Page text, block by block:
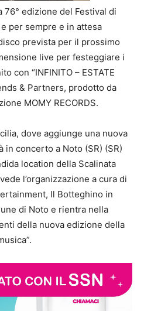
76° edizione del Festival di
per sempre e in attesa
prevista per il prossimo
live per festeggiare i
con “INFINITO – ESTATE
& Partners, prodotto da
MOMY RECORDS.
dove aggiunge una nuova
in concerto a Noto (SR) (SR)
location della Scalinata
l’organizzazione a cura di
Il Botteghino in
di Noto e rientra nella
della nuova edizione della